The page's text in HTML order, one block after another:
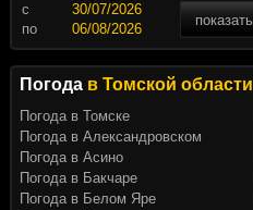
c
показать
по
Погода в Томской области
Погода в Томске
Погода в Александровском
Погода в Асино
Погода в Бакчаре
Погода в Белом Яре